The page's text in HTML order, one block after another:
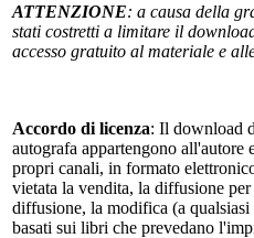
ATTENZIONE: a causa della
stati costretti a limitare il
accesso gratuito al materiale e
Accordo di licenza: Il download
autografa appartengono
propri canali, in formato
vietata la vendita, la diffusione
diffusione, la modifica (a
basati sui libri che prevedano